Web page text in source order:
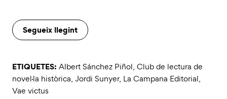
Segueix llegint
ETIQUETES: Albert Sánchez Piñol, Club de lectura de
novel·la històrica, Jordi Sunyer, La Campana Editorial,
Vae victus